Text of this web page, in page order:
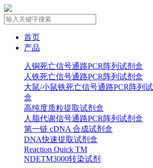
首页
产品
人铜死亡信号通路PCR阵列试剂盒
人铁死亡信号通路PCR阵列试剂盒
大鼠/小鼠铁死亡信号通路PCR阵列试
盒
高纯度质粒提取试剂盒
人脂代谢信号通路PCR阵列试剂盒
第一链 cDNA 合成试剂盒
DNA快速提取试剂盒
Reaction Quick TM
NDETM3000转染试剂